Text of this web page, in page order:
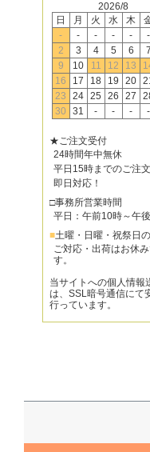
2026/8
日
月 火 水 木
-
- - - - -
2
3 4 5 6 7
9
10 11 12 13
16
17 18 19 20
23
24 25 26 27
30
31 - - - -
★ご注文受付
24時間年中無休
平日15時までのご注
即日対応！
□事務所営業時間
平日：午前10時～午
■土曜・日曜・祝祭日の
ご対応・出荷はお休
す。
当サイトへの個人情報
は、SSL暗号通信にて
行っています。